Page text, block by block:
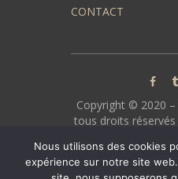
CONTACT
Copyright © 2020 –
tous droits
Nous utilisons des cookies
expérience sur notre site